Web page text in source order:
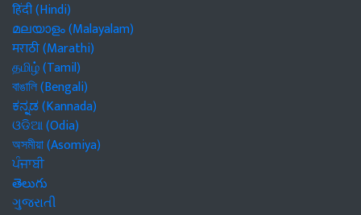
हिंदी (Hindi)
മലയാളം (Malayalam)
मराठी (Marathi)
தமிழ் (Tamil)
বাঙালি (Bengali)
ಕನ್ನಡ (Kannada)
ଓଡିଆ (Odia)
অসমীয়া (Asomiya)
ਪੰਜਾਬੀ
తెలుగు
ગુજરાતી